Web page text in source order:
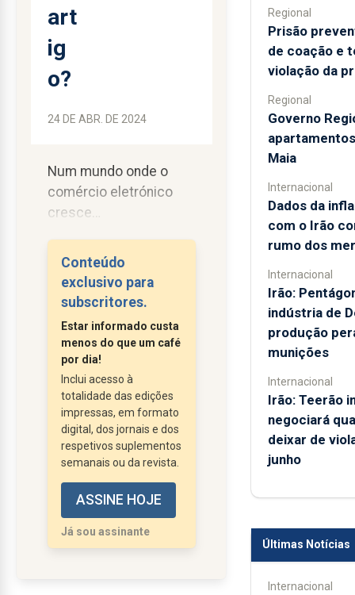
art
ig
o?
24 DE ABR. DE 2024
Num mundo onde o
comércio eletrónico
cresce
transações comerciais
são cada vez mais
frequentes, a questão
devoluções dos artigos
adquiridos online, tem
vindo a ser bastante
debatida, na ótica dos
direitos do consumidor
e na regulação do
mercado. Em Portugal,
as leis do consumo
têm vindo a ser
moldadas para proteger
os consumidores, mas
Conteúdo
exclusivo para
subscritores.
Estar informado custa
menos do que um café
por dia!
Inclui acesso à
totalidade das edições
impressas, em formato
digital, dos jornais e dos
respetivos suplementos
semanais ou da revista.
ASSINE HOJE
Já sou assinante
Regional
Prisão
de coação e
violação da
Regional
Governo
Maia
Internacional
Dados da
com o Irão
rumo dos
Internacional
Irão:
indústria de
produção
munições
Internacional
Irão: Teerão
negociará
deixar de
junho
Últimas Notícias
Internacional